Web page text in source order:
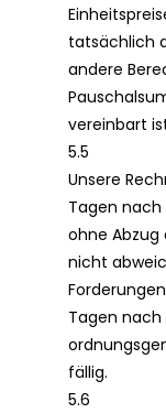
tatsächlich
andere
vereinbart
5.5
Unsere
Tagen
ohne Abzug
nicht
Tagen nach
fällig.
5.6